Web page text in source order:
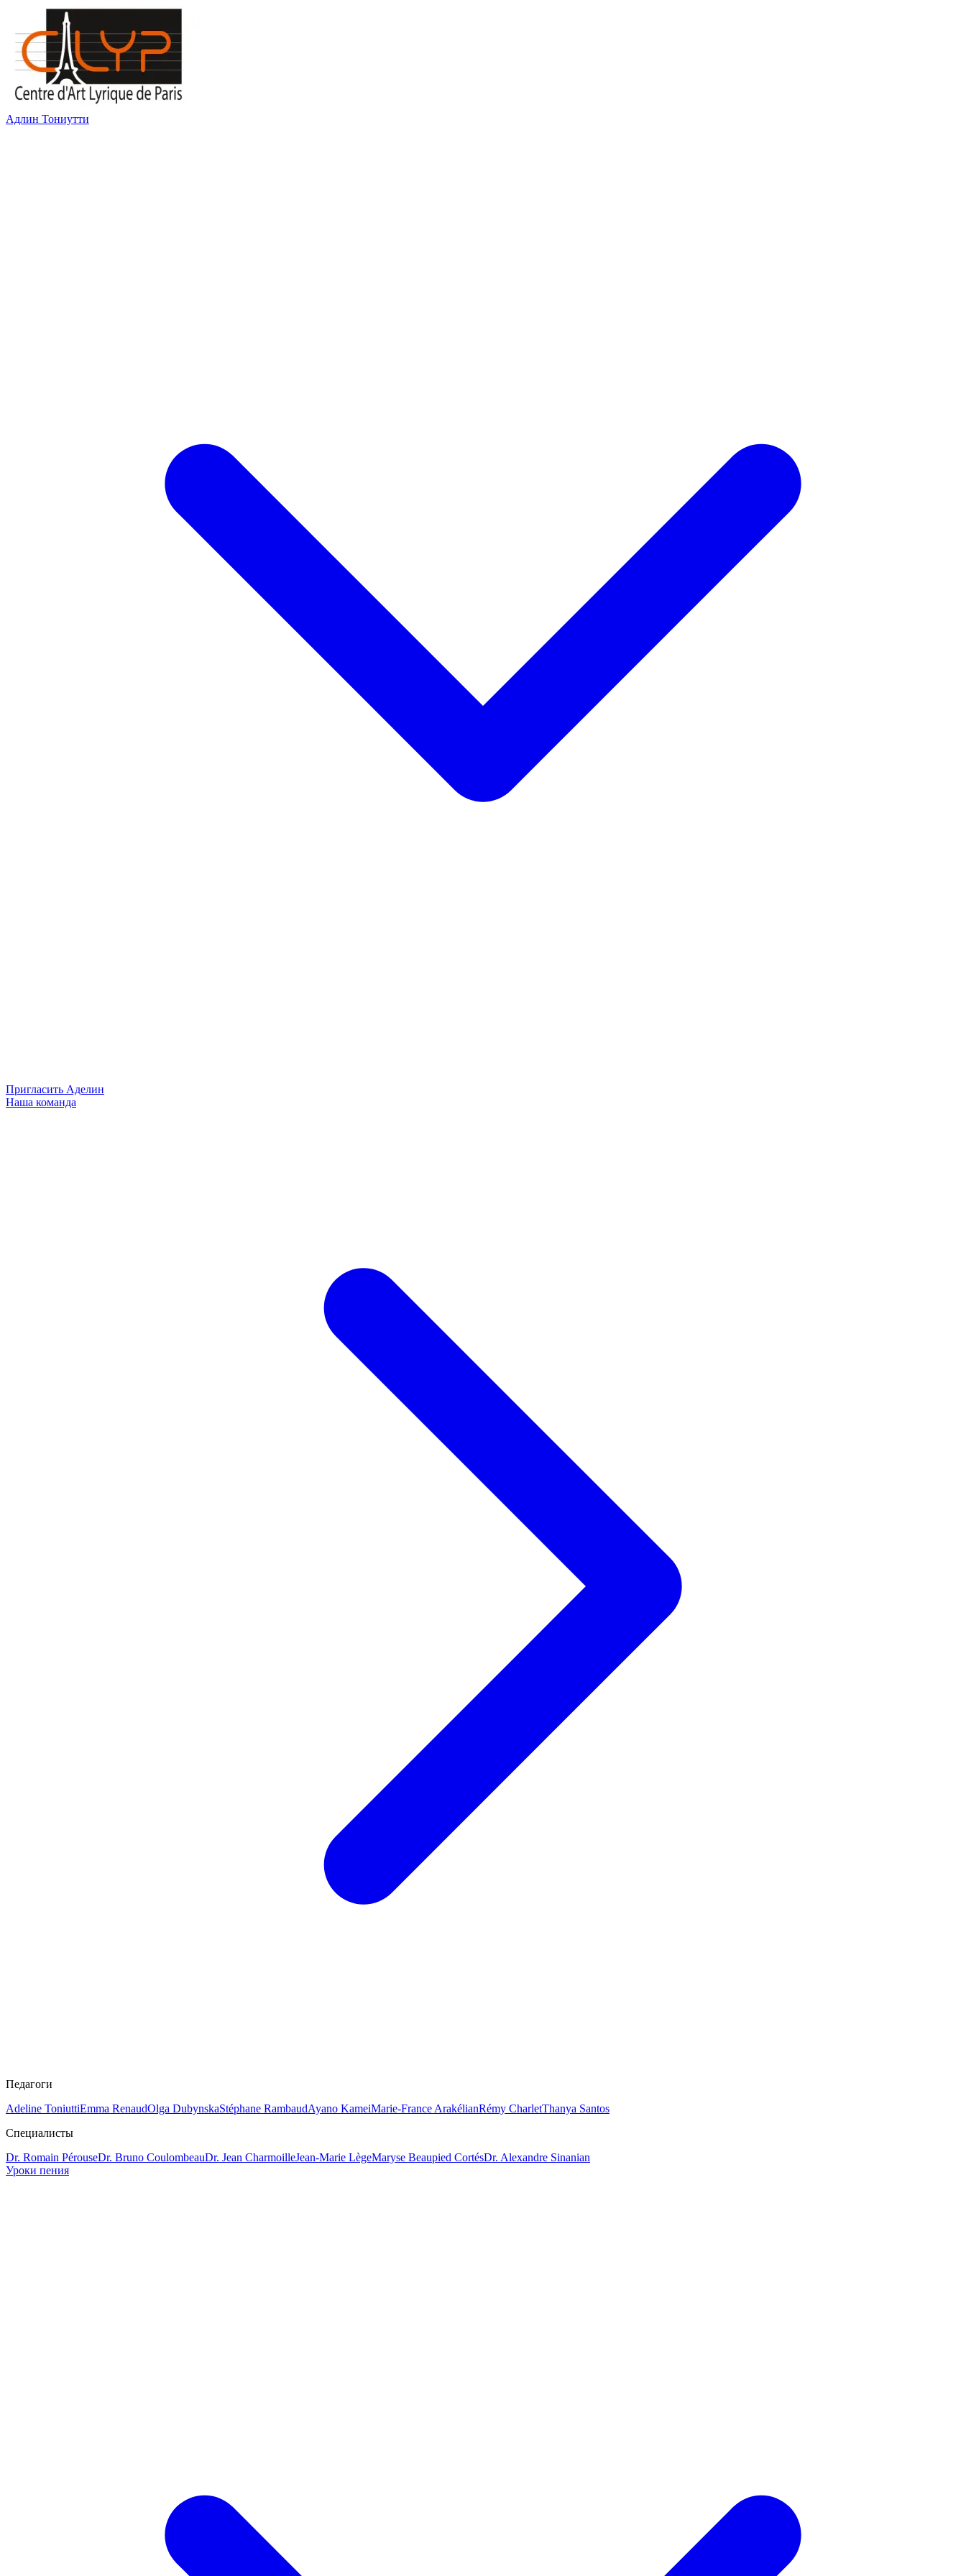
Адлин Тониутти
Пригласить Аделин
Наша команда
Педагоги
Adeline ToniuttiEmma RenaudOlga DubynskaStéphane RambaudAyano KameiMarie-France ArakélianRémy CharletThanya Santos
Специалисты
Dr. Romain PérouseDr. Bruno CoulombeauDr. Jean CharmoilleJean-Marie LègeMaryse Beaupied CortésDr. Alexandre Sinanian
Уроки пения